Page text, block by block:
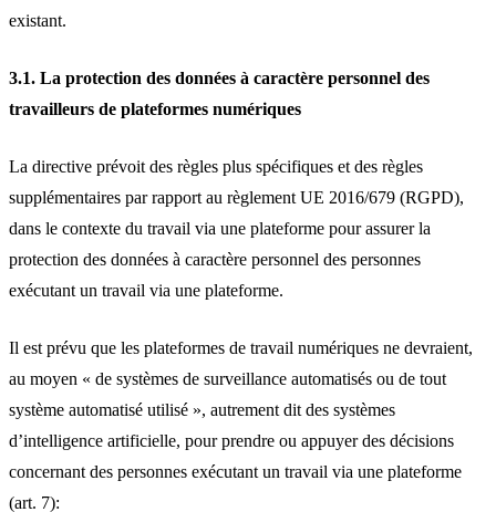
existant.
3.1. La protection des données à caractère personnel des
travailleurs de plateformes numériques
La directive prévoit des règles plus spécifiques et des règles
supplémentaires par rapport au règlement UE 2016/679 (RGPD),
dans le contexte du travail via une plateforme pour assurer la
protection des données à caractère personnel des personnes
exécutant un travail via une plateforme.
Il est prévu que les plateformes de travail numériques ne devraient,
au moyen « de systèmes de surveillance automatisés ou de tout
système automatisé utilisé », autrement dit des systèmes
d’intelligence artificielle, pour prendre ou appuyer des décisions
concernant des personnes exécutant un travail via une plateforme
(art. 7):